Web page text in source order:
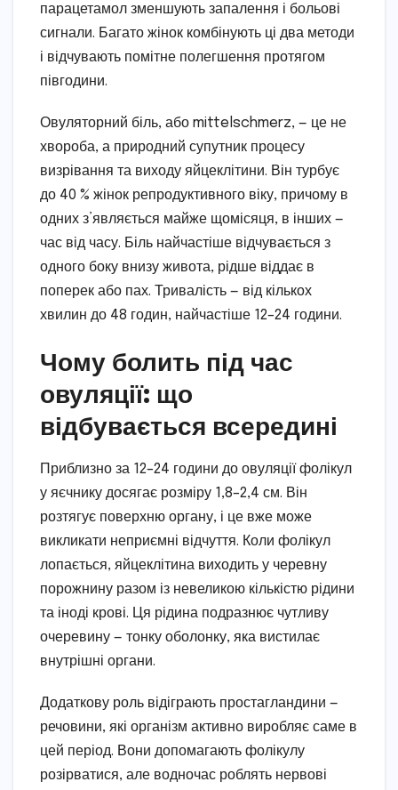
парацетамол зменшують запалення і больові
сигнали. Багато жінок комбінують ці два методи
і відчувають помітне полегшення протягом
півгодини.
Овуляторний біль, або mittelschmerz, — це не
хвороба, а природний супутник процесу
визрівання та виходу яйцеклітини. Він турбує
до 40 % жінок репродуктивного віку, причому в
одних з’являється майже щомісяця, в інших —
час від часу. Біль найчастіше відчувається з
одного боку внизу живота, рідше віддає в
поперек або пах. Тривалість — від кількох
хвилин до 48 годин, найчастіше 12–24 години.
Чому болить під час
овуляції: що
відбувається всередині
Приблизно за 12–24 години до овуляції фолікул
у яєчнику досягає розміру 1,8–2,4 см. Він
розтягує поверхню органу, і це вже може
викликати неприємні відчуття. Коли фолікул
лопається, яйцеклітина виходить у черевну
порожнину разом із невеликою кількістю рідини
та іноді крові. Ця рідина подразнює чутливу
очеревину — тонку оболонку, яка вистилає
внутрішні органи.
Додаткову роль відіграють простагландини —
речовини, які організм активно виробляє саме в
цей період. Вони допомагають фолікулу
розірватися, але водночас роблять нервові